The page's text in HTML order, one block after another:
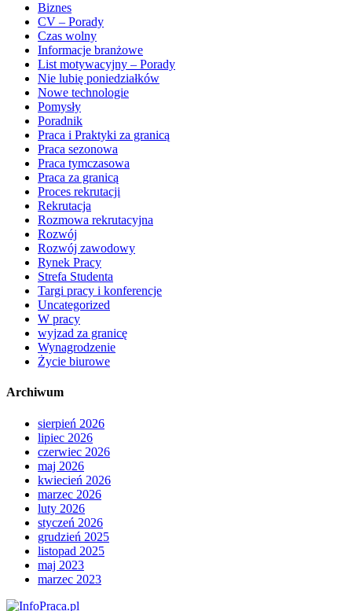
Biznes
CV – Porady
Czas wolny
Informacje branżowe
List motywacyjny – Porady
Nie lubię poniedziałków
Nowe technologie
Pomysły
Poradnik
Praca i Praktyki za granicą
Praca sezonowa
Praca tymczasowa
Praca za granicą
Proces rekrutacji
Rekrutacja
Rozmowa rekrutacyjna
Rozwój
Rozwój zawodowy
Rynek Pracy
Strefa Studenta
Targi pracy i konferencje
Uncategorized
W pracy
wyjzad za granicę
Wynagrodzenie
Życie biurowe
Archiwum
sierpień 2026
lipiec 2026
czerwiec 2026
maj 2026
kwiecień 2026
marzec 2026
luty 2026
styczeń 2026
grudzień 2025
listopad 2025
maj 2023
marzec 2023